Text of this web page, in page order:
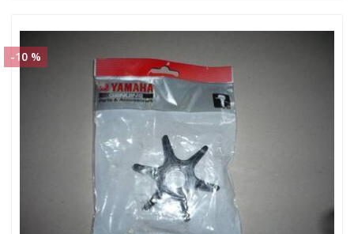
-10 %